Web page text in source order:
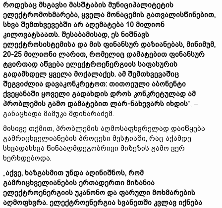
როდესაც მსგავსი მასშტაბის მუნიციპალიტეტის
ელექტრომოხმარება, ყველა მონაცემის გათვალისწინებით,
სხვა შემთხვევებში არ აღემატება 10 მილიონ
კილოვატსაათს. შესაბამისად, ეს ნიშნავს
ელექტროსისტემისა და მის ფინანსურ დაზიანებას, მინიმუმ,
20-25 მილიონი ლარით, რომელიც დამატებით ფინანსურ
ტვირთად აწვება ელექტროენერგიის საფასურის
გადამხდელ ყველა მოქალაქეს. ამ შემთხვევაშიც
შეგვიძლია დავაკონკრეტოთ: თითოეული აბონენტი
ქვეყანაში ყოველი გადახდის დროს კონკრეტულად ამ
პრობლემის გამო დამატებით ლარ-ნახევარს იხდის“, –
განაცხადა მამუკა მდინარაძემ.
მისივე თქმით, პრობლემის აღმოსაფხვრელად დაიწყება
გამრიცხველიანების პროცესი მესტიაში, რაც აქამდე
სხვადასხვა წინააღმდეგობრივი მიზეზის გამო ვერ
ხერხდებოდა.
„აქვე, ხაზგასმით უნდა აღინიშნოს, რომ
გამრიცხველიანების ერთადერთი მიზანია
ელექტროენერგიის უკანონო და ფარული მოხმარების
აღმოფხვრა. ელექტროენერგია სვანეთში კვლავ იქნება